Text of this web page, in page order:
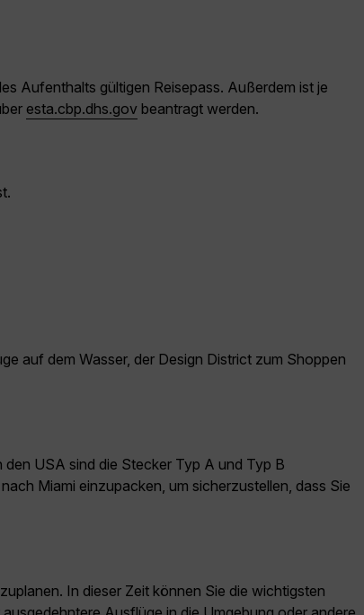
Aufenthalts gültigen Reisepass. Außerdem ist je
esta.cbp.dhs.gov beantragt werden.
auf dem Wasser, der Design District zum Shoppen
USA sind die Stecker Typ A und Typ B
Miami einzupacken, um sicherzustellen, dass Sie
In dieser Zeit können Sie die wichtigsten